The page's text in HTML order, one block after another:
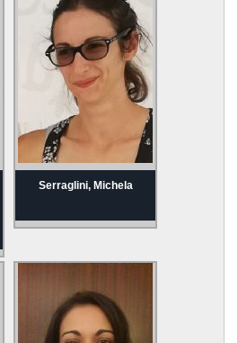
Serraglini, Michela